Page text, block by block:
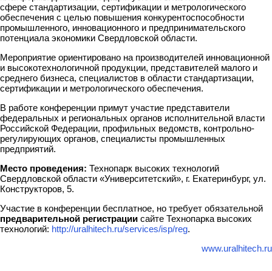
сфере стандартизации, сертификации и метрологического
обеспечения с целью повышения конкурентоспособности
промышленного, инновационного и предпринимательского
потенциала экономики Свердловской области.
Мероприятие ориентировано на производителей инновационной
и высокотехнологичной продукции, представителей малого и
среднего бизнеса, специалистов в области стандартизации,
сертификации и метрологического обеспечения.
В работе конференции примут участие представители
федеральных и региональных органов исполнительной власти
Российской Федерации, профильных ведомств, контрольно-
регулирующих органов, специалисты промышленных
предприятий.
Место проведения: Технопарк высоких технологий
Свердловской области «Университетский», г. Екатеринбург, ул.
Конструкторов, 5.
Участие в конференции бесплатное, но требует обязательной
предварительной регистрации сайте Технопарка высоких
технологий: http://uralhitech.ru/services/isp/reg.
www.uralhitech.ru